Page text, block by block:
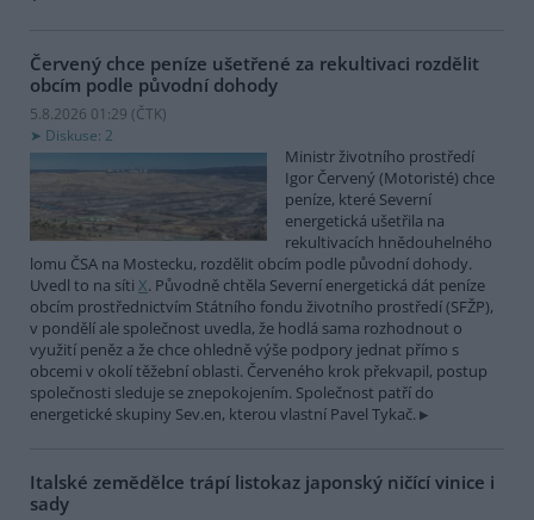
Červený chce peníze ušetřené za rekultivaci rozdělit
obcím podle původní dohody
5.8.2026 01:29 (ČTK)
Diskuse: 2
Ministr životního prostředí
Igor Červený (Motoristé) chce
peníze, které Severní
energetická ušetřila na
rekultivacích hnědouhelného
lomu ČSA na Mostecku, rozdělit obcím podle původní dohody.
Uvedl to na síti X. Původně chtěla Severní energetická dát peníze
obcím prostřednictvím Státního fondu životního prostředí (SFŽP),
v pondělí ale společnost uvedla, že hodlá sama rozhodnout o
využití peněz a že chce ohledně výše podpory jednat přímo s
obcemi v okolí těžební oblasti. Červeného krok překvapil, postup
společnosti sleduje se znepokojením. Společnost patří do
energetické skupiny Sev.en, kterou vlastní Pavel Tykač.
Italské zemědělce trápí listokaz japonský ničící vinice i
sady